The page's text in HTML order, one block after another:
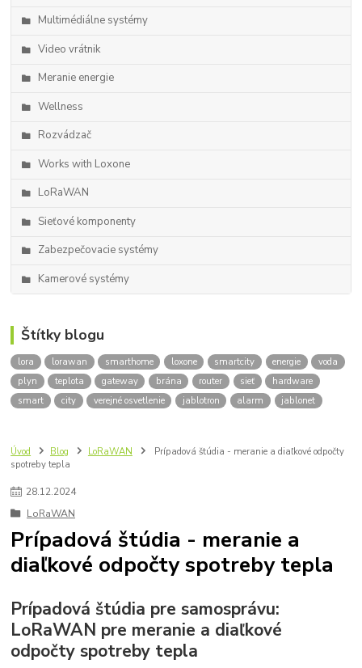
Multimédiálne systémy
Video vrátnik
Meranie energie
Wellness
Rozvádzač
Works with Loxone
LoRaWAN
Sieťové komponenty
Zabezpečovacie systémy
Kamerové systémy
Štítky blogu
lora lorawan smarthome loxone smartcity energie
voda
plyn
teplota gateway brána router sieť
hardware
smart
city verejné osvetlenie jablotron alarm jablonet
Úvod Blog LoRaWAN
Prípadová štúdia - meranie a diaľkové odpočty
spotreby tepla
28.12.2024
LoRaWAN
Prípadová štúdia - meranie a
diaľkové odpočty spotreby tepla
Prípadová štúdia pre samosprávu:
LoRaWAN pre meranie a diaľkové
odpočty spotreby tepla